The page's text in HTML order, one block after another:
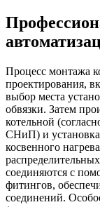
Процесс монтажа
проектирования,
выбор места
обвязки. Затем
котельной
СНиП) и установка
косвенного
соединяются с
фитингов,
соединений.